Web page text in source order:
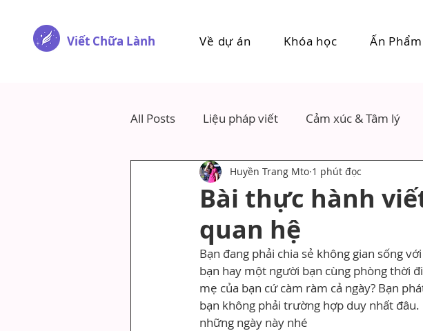
Viết Chữa Lành Về dự án Khóa học Ấn Phẩm
All Posts Liệu pháp viết Cảm xúc & Tâm lý
Bài thực hành
quan hệ
Huyền Trang Mto 1 phút đọc
Bạn đang phải chia sẻ không gian sống
bạn hay một người bạn cùng phòng thời
mẹ của bạn cứ càm ràm cả ngày? Bạn
bạn không phải trường hợp duy nhất
những ngày này nhé